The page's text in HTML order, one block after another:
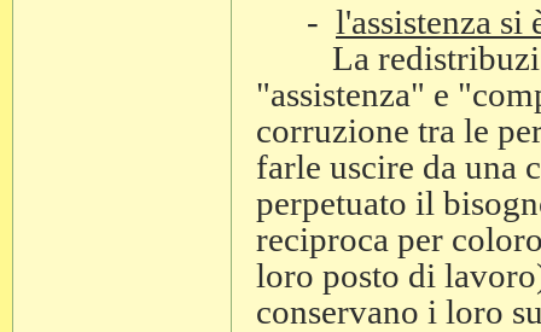
- l'assistenza
La
"assistenza" e
corruzione tra le
farle uscire da una
perpetuato il
reciproca per
loro posto di
conservano i loro